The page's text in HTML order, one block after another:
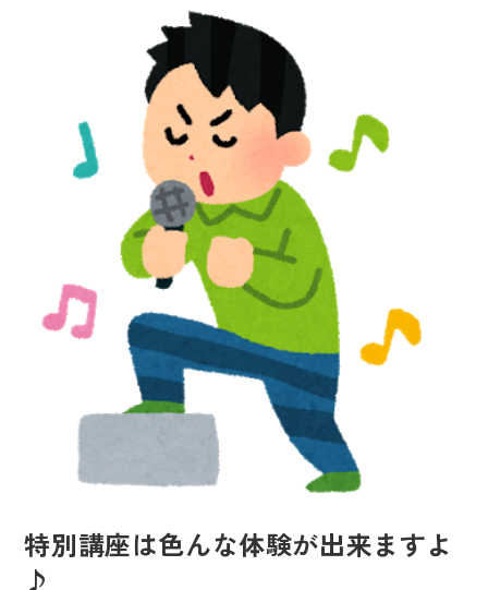
特別講座は色んな体験が出来ますよ
♪